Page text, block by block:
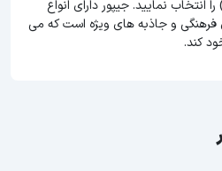
نمایید. جیپور دارای انواع
و جاذبه های ویژه است که می
کند.